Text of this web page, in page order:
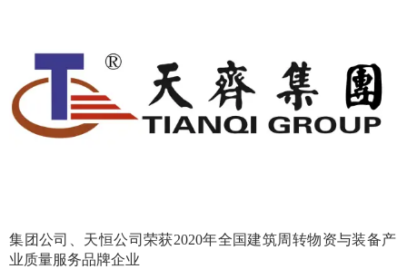
集团公司、天恒公司荣获2020年全国建筑周转物资与装备产
业质量服务品牌企业